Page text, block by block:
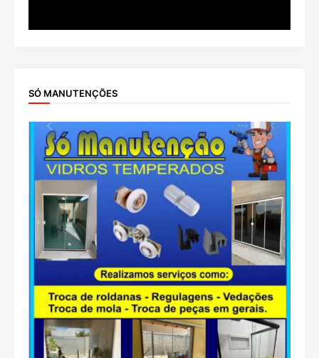
SÓ MANUTENÇÕES